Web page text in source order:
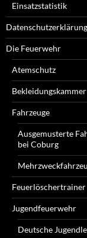
Einsatzstatistik
Datenschutzerklärung
Die Feuerwehr
Atemschutz
Bekleidungskammer
Fahrzeuge
Ausgemusterte
bei Coburg
Feuerlöschertrainer
Jugendfeuerwehr
Deutsche